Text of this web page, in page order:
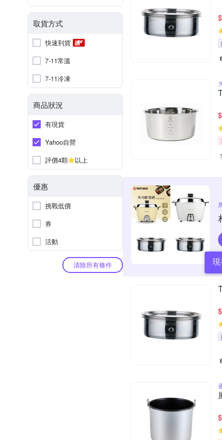
取貨方式
快速到貨
7-11常溫
7-11冷凍
商品狀況
有現貨
Yahoo自營
評價4顆
以上
優惠
挑戰低價
券
活動
清除所有條件
$
$
$
$